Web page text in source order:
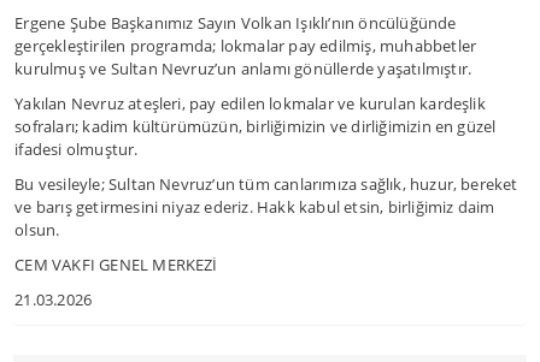
Ergene Şube Başkanımız Sayın Volkan Işıklı’nın öncülüğünde
gerçekleştirilen programda; lokmalar pay edilmiş, muhabbetler
kurulmuş ve Sultan Nevruz’un anlamı gönüllerde yaşatılmıştır.
Yakılan Nevruz ateşleri, pay edilen lokmalar ve kurulan kardeşlik
sofraları; kadim kültürümüzün, birliğimizin ve dirliğimizin en güzel
ifadesi olmuştur.
Bu vesileyle; Sultan Nevruz’un tüm canlarımıza sağlık, huzur, bereket
ve barış getirmesini niyaz ederiz. Hakk kabul etsin, birliğimiz daim
olsun.
CEM VAKFI GENEL MERKEZİ
21.03.2026